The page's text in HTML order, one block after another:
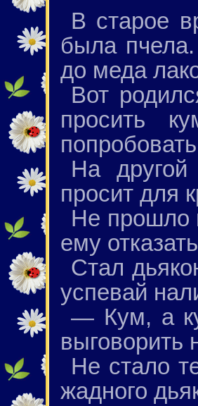
В старое
была
до меда
Вот
просить
На
просит для
Не прошло
ему
Стал
успевай
— Кум, а
выговорить
Не стало
жадного